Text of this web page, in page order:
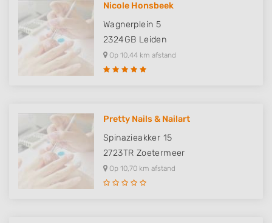
Nicole Honsbeek
Wagnerplein 5
2324GB Leiden
Op 10,44 km afstand
Pretty Nails & Nailart
Spinazieakker 15
2723TR Zoetermeer
Op 10,70 km afstand